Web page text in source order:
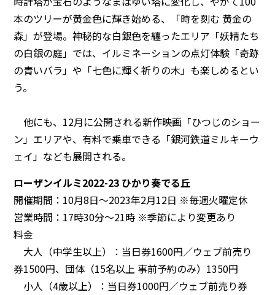
本のツリーが黄金色に輝き始める、「時を刻む 黄金の
森」が登場。神秘的な白銀色を纏ったエリア「妖精たち
の白銀の庭」では、イルミネーションの点灯体験「奇跡
の青いバラ」や「七色に輝く祈りの木」も楽しめるとい
う。
他にも、12月に公開される新作映画「ひつじのショー
ン」エリアや、有料で乗車できる「銀河鉄道ミルキーウ
ェイ」なども展開される。​​​​​​
ローザンイルミ2022-23 ひかり奏でる丘
開催期間：10月8日～2023年2月12日 ※毎週火曜定休
営業時間：17時30分～21時 ※季節により変更あり
料金
大人（中学生以上）：当日券1600円／ウェブ前売り
券1500円、団体（15名以上 事前予約のみ）1350円
小人（4歳以上）：当日券1000円／ウェブ前売り券